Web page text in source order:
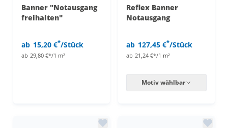
Banner "Notausgang
freihalten"
ab 15,20 €*/Stück
ab 29,80 €*/1 m²
Reflex Banner
Notausgang
ab 127,45 €*/Stück
ab 21,24 €*/1 m²
Motiv wählbar